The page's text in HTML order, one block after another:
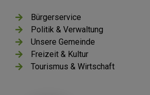
Bürgerservice
Politik & Verwaltung
Unsere Gemeinde
Freizeit & Kultur
Tourismus & Wirtschaft